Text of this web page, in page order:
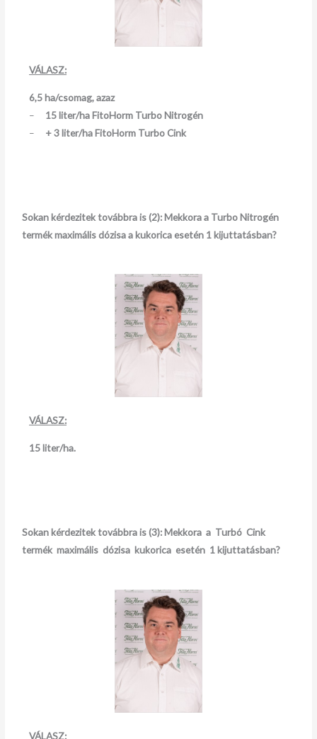
VÁLASZ:
6,5 ha/csomag, azaz
– 15 liter/ha FitoHorm Turbo Nitrogén
– + 3 liter/ha FitoHorm Turbo Cink
Sokan kérdezitek továbbra is (2):Mekkora a Turbo Nitrogén
termék maximális dózisa a kukorica esetén 1 kijuttatásban?
VÁLASZ:
15 liter/ha.
Sokan kérdezitek továbbra is (3):Mekkora a Turbó Cink
termék maximális dózisa kukorica esetén 1kijuttatásban?
VÁLASZ: